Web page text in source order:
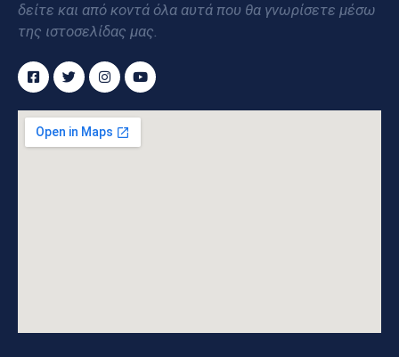
δείτε και από κοντά όλα αυτά που θα γνωρίσετε μέσω
της ιστοσελίδας μας.